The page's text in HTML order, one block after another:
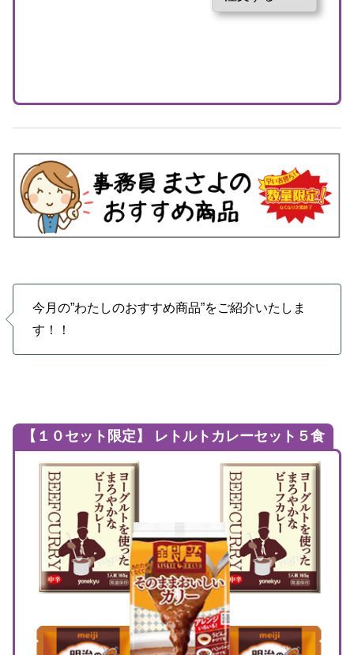
今月の”わたしのおすすめ商品”をご紹介いたしま
す！！
【 １０セット限定】 レトルトカレーセット５食